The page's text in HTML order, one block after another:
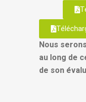
Nous
au long de
de son